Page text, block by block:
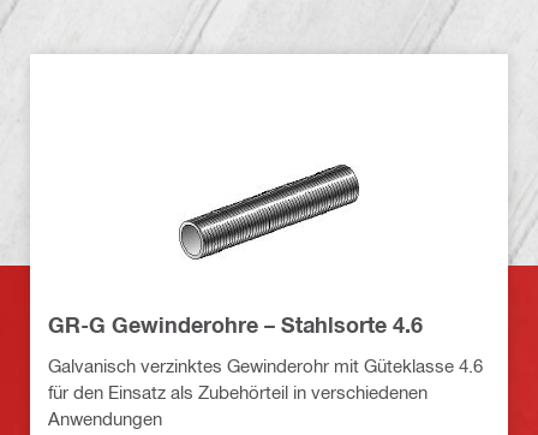
GR-G Gewinderohre – Stahlsorte 4.6
Galvanisch verzinktes Gewinderohr mit Güteklasse 4.6
für den Einsatz als Zubehörteil in verschiedenen
Anwendungen